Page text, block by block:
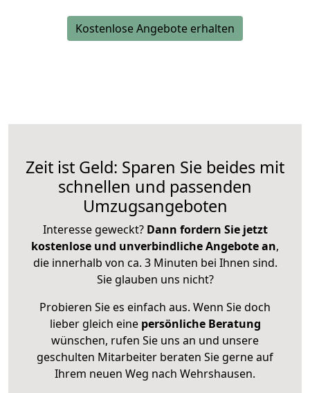
Kostenlose Angebote erhalten
Zeit ist Geld: Sparen Sie beides mit
schnellen und passenden
Umzugsangeboten
Interesse geweckt? Dann fordern Sie jetzt
kostenlose und unverbindliche Angebote an,
die innerhalb von ca. 3 Minuten bei Ihnen sind.
Sie glauben uns nicht?
Probieren Sie es einfach aus. Wenn Sie doch
lieber gleich eine persönliche Beratung
wünschen, rufen Sie uns an und unsere
geschulten Mitarbeiter beraten Sie gerne auf
Ihrem neuen Weg nach Wehrshausen.